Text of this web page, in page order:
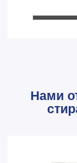
Нами